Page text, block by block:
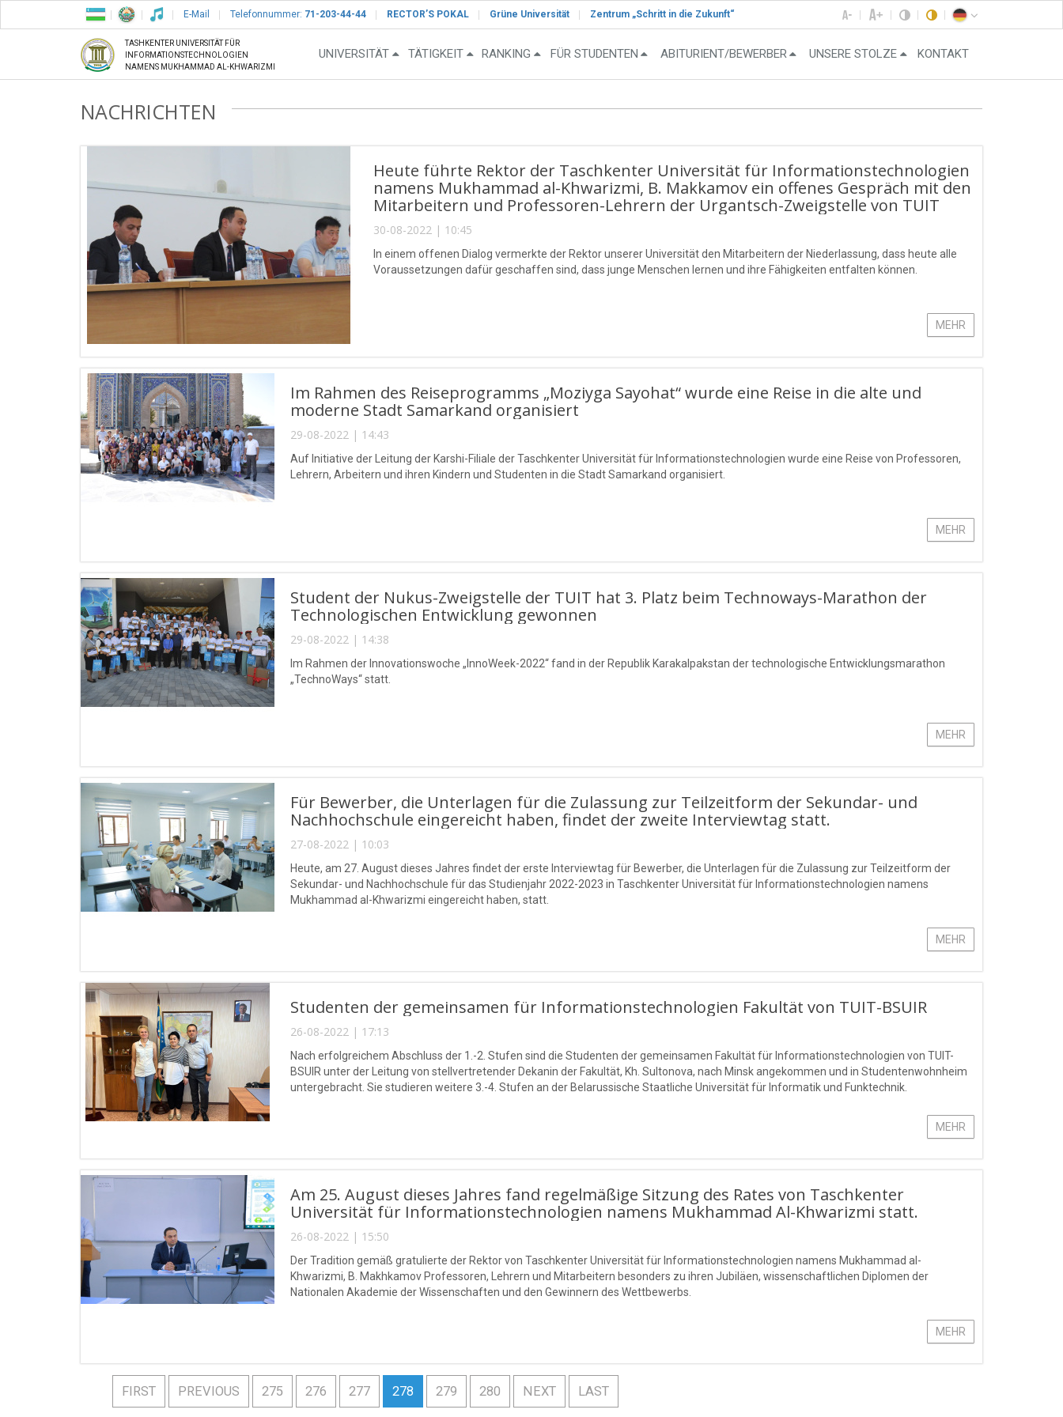
E-Mail Telefonnummer: 71-203-44-44 RECTOR’S POKAL Grüne Universität Zentrum „Schritt in die Zukunft“
TASHKENTER UNIVERSITÄT FÜR
INFORMATIONSTECHNOLOGIEN
NAMENS MUKHAMMAD AL-KHWARIZMI
UNIVERSITÄT TÄTIGKEIT RANKING FÜR STUDENTEN ABITURIENT/BEWERBER UNSERE STOLZE KONTAKT
NACHRICHTEN
Heute führte Rektor der Taschkenter Universität für Informationstechnologien
namens Mukhammad al-Khwarizmi, B. Makkamov ein offenes Gespräch mit den
Mitarbeitern und Professoren-Lehrern der Urgantsch-Zweigstelle von TUIT
30-08-2022 | 10:45
In einem offenen Dialog vermerkte der Rektor unserer Universität den Mitarbeitern der Niederlassung, dass heute alle
Voraussetzungen dafür geschaffen sind, dass junge Menschen lernen und ihre Fähigkeiten entfalten können.
MEHR
Im Rahmen des Reiseprogramms „Moziyga Sayohat“ wurde eine Reise in die alte und
moderne Stadt Samarkand organisiert
29-08-2022 | 14:43
Auf Initiative der Leitung der Karshi-Filiale der Taschkenter Universität für Informationstechnologien wurde eine Reise von Professoren,
Lehrern, Arbeitern und ihren Kindern und Studenten in die Stadt Samarkand organisiert.
MEHR
Student der Nukus-Zweigstelle der TUIT hat 3. Platz beim Technoways-Marathon der
Technologischen Entwicklung gewonnen
29-08-2022 | 14:38
Im Rahmen der Innovationswoche „InnoWeek-2022“ fand in der Republik Karakalpakstan der technologische Entwicklungsmarathon
„TechnoWays“ statt.
MEHR
Für Bewerber, die Unterlagen für die Zulassung zur Teilzeitform der Sekundar- und
Nachhochschule eingereicht haben, findet der zweite Interviewtag statt.
27-08-2022 | 10:03
Heute, am 27. August dieses Jahres findet der erste Interviewtag für Bewerber, die Unterlagen für die Zulassung zur Teilzeitform der
Sekundar- und Nachhochschule für das Studienjahr 2022-2023 in Taschkenter Universität für Informationstechnologien namens
Mukhammad al-Khwarizmi eingereicht haben, statt.
MEHR
Studenten der gemeinsamen für Informationstechnologien Fakultät von TUIT-BSUIR
26-08-2022 | 17:13
Nach erfolgreichem Abschluss der 1.-2. Stufen sind die Studenten der gemeinsamen Fakultät für Informationstechnologien von TUIT-
BSUIR unter der Leitung von stellvertretender Dekanin der Fakultät, Kh. Sultonova, nach Minsk angekommen und in Studentenwohnheim
untergebracht. Sie studieren weitere 3.-4. Stufen an der Belarussische Staatliche Universität für Informatik und Funktechnik.
MEHR
Am 25. August dieses Jahres fand regelmäßige Sitzung des Rates von Taschkenter
Universität für Informationstechnologien namens Mukhammad Al-Khwarizmi statt.
26-08-2022 | 15:50
Der Tradition gemäß gratulierte der Rektor von Taschkenter Universität für Informationstechnologien namens Mukhammad al-
Khwarizmi, B. Makhkamov Professoren, Lehrern und Mitarbeitern besonders zu ihren Jubiläen, wissenschaftlichen Diplomen der
Nationalen Akademie der Wissenschaften und den Gewinnern des Wettbewerbs.
MEHR
FIRST PREVIOUS 275 276 277 278 279 280 NEXT LAST